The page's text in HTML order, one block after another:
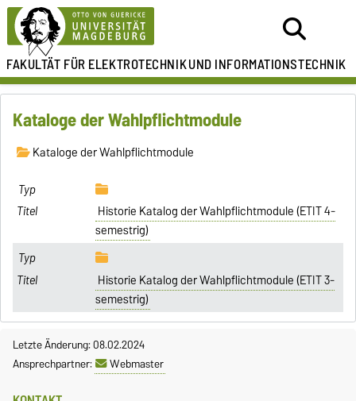
FAKULTÄT FÜR ELEKTROTECHNIKUND INFORMATIONSTECHNIK
Kataloge der Wahlpflichtmodule
Kataloge der Wahlpflichtmodule
Historie Katalog der Wahlpflichtmodule (ETIT 4-
semestrig)
Historie Katalog der Wahlpflichtmodule (ETIT 3-
semestrig)
Letzte Änderung: 08.02.2024
Ansprechpartner:
Webmaster